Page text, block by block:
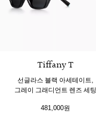
Tiffany T
선글라스 블랙 아세테이트,
그레이 그래디언트 렌즈 세팅
481,000원